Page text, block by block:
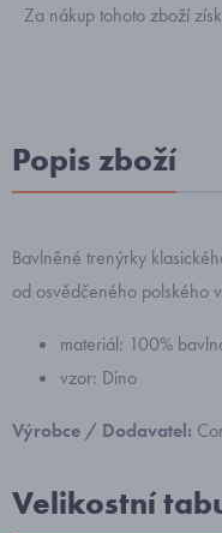
Za nákup tohoto zboží
Popis zboží
Bavlněné trenýrky
od osvědčeného polského
materiál: 100%
vzor: Dino
Výrobce / Dodavatel:
Velikostní